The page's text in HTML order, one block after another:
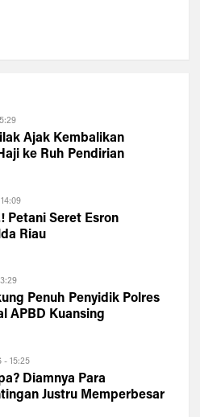
Ajak Kembalikan
ke Ruh Pendirian
Petani Seret Esron
Riau
Penuh Penyidik Polres
APBD Kuansing
- 15:25
Diamnya Para
Justru Memperbesar